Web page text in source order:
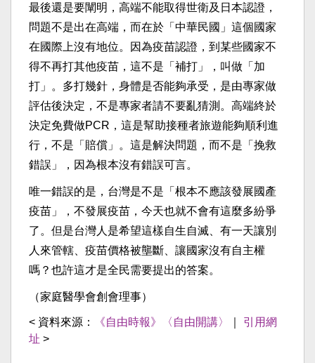
最後還是要闡明，高端不能取得世衛及日本認證，
問題不是出在高端，而在於「中華民國」這個國家
在國際上沒有地位。因為疫苗認證，到某些國家不
得不再打其他疫苗，這不是「補打」，叫做「加
打」。多打幾針，身體是否能夠承受，是由專家做
評估後決定，不是專家者請不要亂猜測。高端終於
決定免費做PCR，這是幫助接種者旅遊能夠順利進
行，不是「賠償」。這是解決問題，而不是「挽救
錯誤」，因為根本沒有錯誤可言。
唯一錯誤的是，台灣是不是「根本不應該發展國產
疫苗」，不發展疫苗，今天也就不會有這麼多紛爭
了。但是台灣人是希望這樣自生自滅、有一天讓別
人來管轄、疫苗價格被壟斷、讓國家沒有自主權
嗎？也許這才是全民需要提出的答案。
（家庭醫學會創會理事）
< 資料來源： 《自由時報》〈自由開講〉
引用網
址 >